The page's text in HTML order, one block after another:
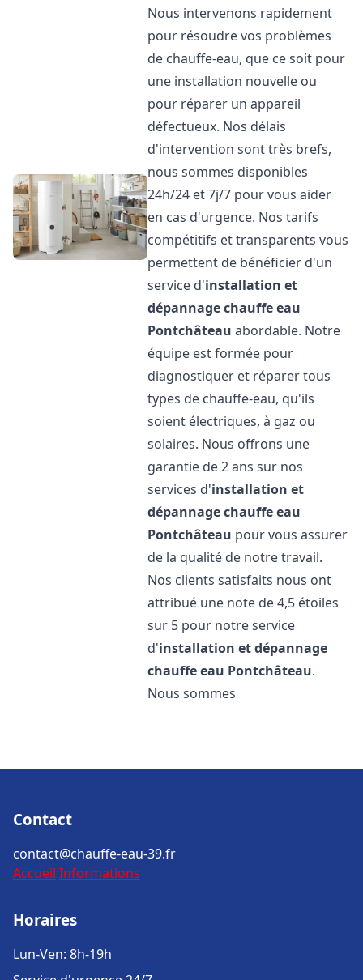
Nous intervenons rapidement
pour résoudre vos problèmes
de chauffe-eau, que ce soit pour
une installation nouvelle ou
pour réparer un appareil
défectueux. Nos délais
d'intervention sont très brefs,
nous sommes disponibles
24h/24 et 7j/7 pour vous aider
en cas d'urgence. Nos tarifs
compétitifs et transparents vous
permettent de bénéficier d'un
service d'installation et
dépannage chauffe eau
Pontchâteau abordable. Notre
équipe est formée pour
diagnostiquer et réparer tous
types de chauffe-eau, qu'ils
soient électriques, à gaz ou
solaires. Nous offrons une
garantie de 2 ans sur nos
services d'installation et
dépannage chauffe eau
Pontchâteau pour vous assurer
de la qualité de notre travail.
Nos clients satisfaits nous ont
attribué une note de 4,5 étoiles
sur 5 pour notre service
d'installation et dépannage
chauffe eau Pontchâteau.
Nous sommes
Contact
contact@chauffe-eau-39.fr
Accueil Informations
Horaires
Lun-Ven: 8h-19h